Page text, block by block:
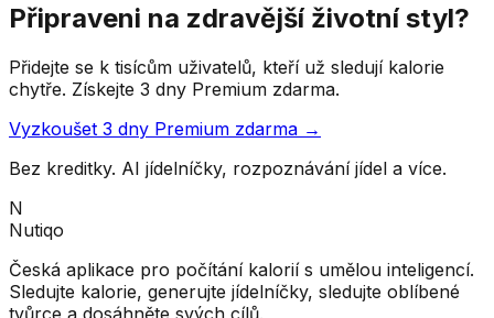
Připraveni na zdravější životní styl?
Přidejte se k tisícům uživatelů, kteří už sledují kalorie
chytře. Získejte 3 dny Premium zdarma.
Vyzkoušet 3 dny Premium zdarma →
Bez kreditky. AI jídelníčky, rozpoznávání jídel a více.
N
Nutiqo
Česká aplikace pro počítání kalorií s umělou inteligencí.
Sledujte kalorie, generujte jídelníčky, sledujte oblíbené
tvůrce a dosáhněte svých cílů.